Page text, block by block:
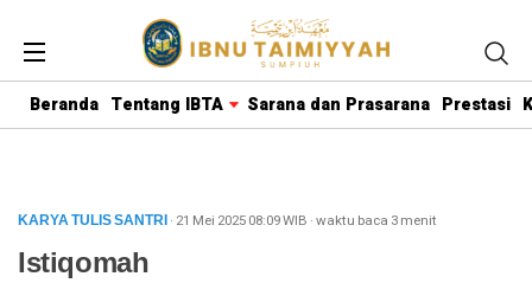
Beranda Tentang IBTA Sarana dan Prasarana Prestasi
KARYA TULIS SANTRI · 21 Mei 202508:09WIB ·waktu baca 3 menit
Istiqomah